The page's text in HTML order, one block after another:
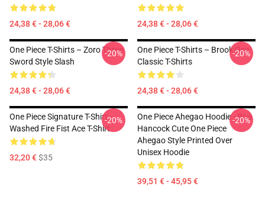
24,38 € - 28,06 € 24,38 € - 28,06 €
One Piece T-Shirts – Zoro Three
Sword Style Slash
24,38 € - 28,06 €
-20%
One Piece T-Shirts – Brook One
Classic T-Shirts
24,38 € - 28,06 €
-20%
One Piece Signature T-Shirt -
Washed Fire Fist Ace T-Shirt
32,20 €$35
-20%
One Piece Ahegao Hoodie - Boa
Hancock Cute One Piece
Ahegao Style Printed Over
Unisex Hoodie
39,51 € - 45,95 €
-20%